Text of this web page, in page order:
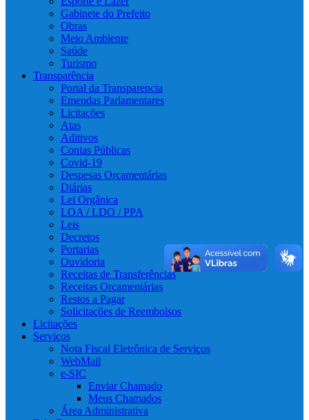
Gabinete do Prefeito
Obras
Meio Ambiente
Saúde
Turismo
Transparência
Portal da Transparencia
Emendas Parlamentares
Licitações
Atas
Aditivos
Contas Públicas
Covid-19
Despesas Orçamentárias
Diárias
Lei Orgânica
LOA / LDO / PPA
Leis
Decretos
Portarias
Ouvidoria
Receitas de Transferências
Receitas Orçamentárias
Restos a Pagar
Solicitações de Reembolsos
Licitações
Serviços
Nota Fiscal Eletrônica de Serviços
WebMail
e-SIC
Enviar Chamado
Meus Chamados
Área Administrativa